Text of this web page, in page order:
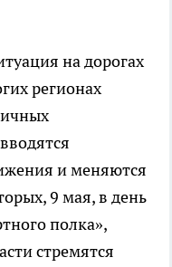
на дорогах
регионах
и меняются
9 мая, в день
полка»,
стремятся